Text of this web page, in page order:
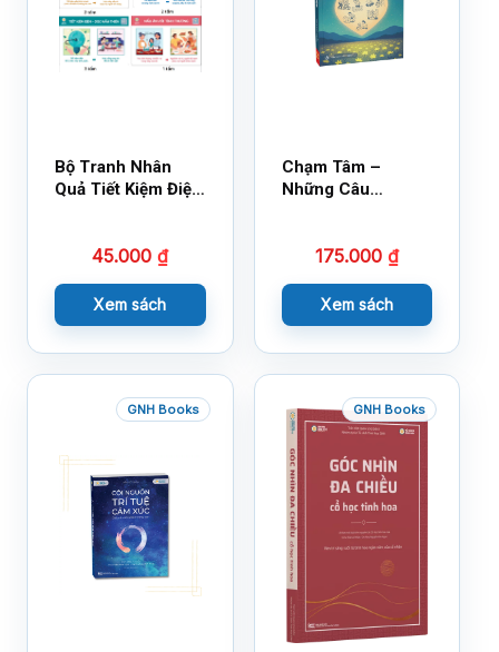
Bộ Tranh Nhân
Quả Tiết Kiệm Điện
45.000₫
Xem sách
Chạm Tâm –
Những Câu
175.000 ₫
Xem sách
GNH Books GNH Books